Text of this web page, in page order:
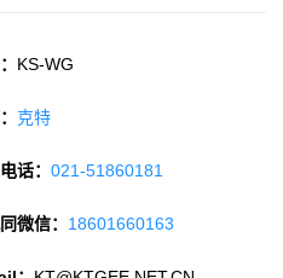
KS-WG
克特
话：021-51860181
微信： 18601660163